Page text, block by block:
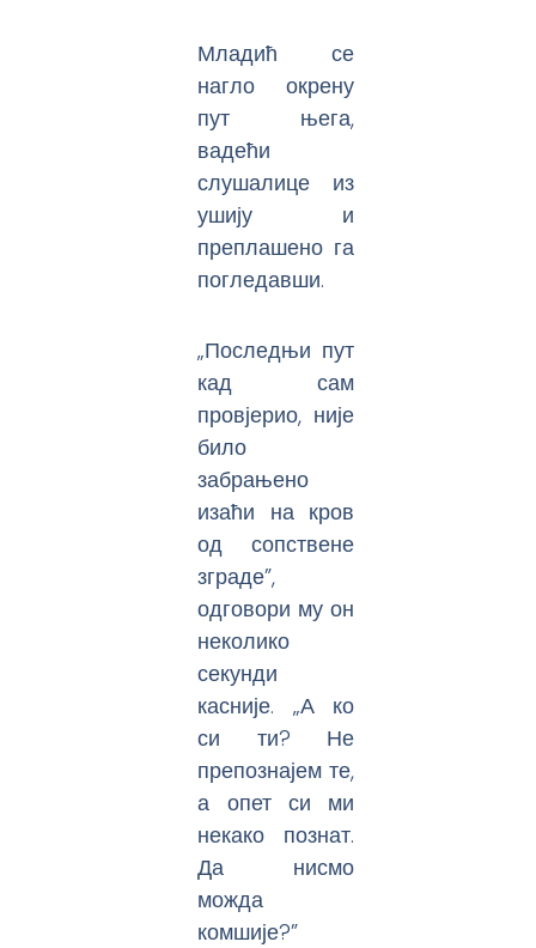
Младић се
нагло окрену
пут њега,
вадећи
слушалице из
ушију и
преплашено га
погледавши.
„Последњи пут
кад сам
провјерио, није
било
забрањено
изаћи на кров
од сопствене
зграде”,
одговори му он
неколико
секунди
касније. „А ко
си ти? Не
препознајем те,
а опет си ми
некако познат.
Да нисмо
можда
комшије?”